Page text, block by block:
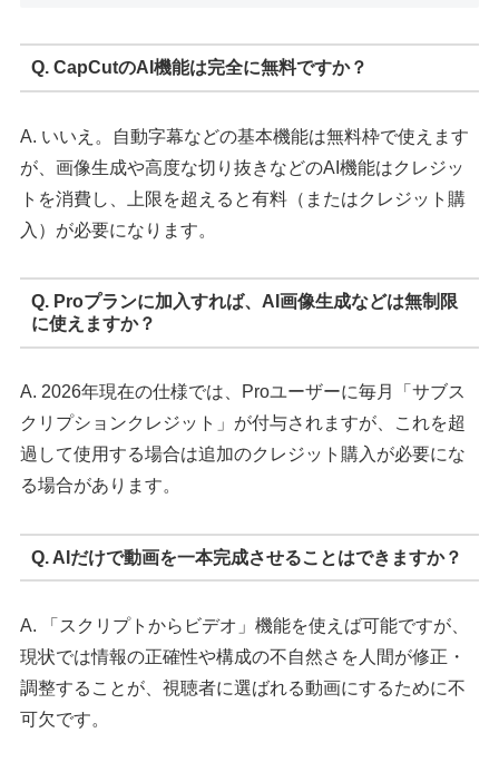
Q. CapCutのAI機能は完全に無料ですか？
A. いいえ。自動字幕などの基本機能は無料枠で使えます
が、画像生成や高度な切り抜きなどのAI機能はクレジッ
トを消費し、上限を超えると有料（またはクレジット購
入）が必要になります。
Q. Proプランに加入すれば、AI画像生成などは無制限
に使えますか？
A. 2026年現在の仕様では、Proユーザーに毎月「サブス
クリプションクレジット」が付与されますが、これを超
過して使用する場合は追加のクレジット購入が必要にな
る場合があります。
Q. AIだけで動画を一本完成させることはできますか？
A. 「スクリプトからビデオ」機能を使えば可能ですが、
現状では情報の正確性や構成の不自然さを人間が修正・
調整することが、視聴者に選ばれる動画にするために不
可欠です。